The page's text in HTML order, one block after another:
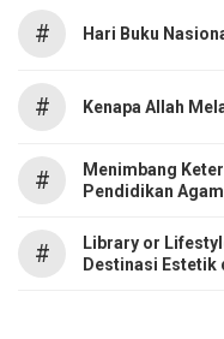
# Hari Buku
# Kenapa Allah
#
Menimbang
Pendidikan
#
Library or
Destinasi Estetik